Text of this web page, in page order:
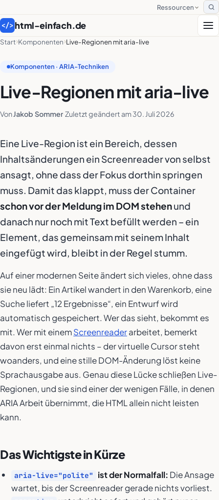
Ressourcen
</> html-einfach.de
Start Komponenten Live-Regionen mit aria-live
Komponenten · ARIA-Techniken
Live-Regionen mit aria-live
VonJakob Sommer Zuletzt geändert am 30. Juli 2026
Eine Live-Region ist ein Bereich, dessen
Inhaltsänderungen ein Screenreader von selbst
ansagt, ohne dass der Fokus dorthin springen
muss. Damit das klappt, muss der Container
schon vor der Meldung im DOM stehenund
danach nur noch mit Text befüllt werden – ein
Element, das gemeinsam mit seinem Inhalt
eingefügt wird, bleibt in der Regel stumm.
Auf einer modernen Seite ändert sich vieles, ohne dass
sie neu lädt: Ein Artikel wandert in den Warenkorb, eine
Suche liefert „12 Ergebnisse“, ein Entwurf wird
automatisch gespeichert. Wer das sieht, bekommt es
mit. Wer mit einemScreenreaderarbeitet, bemerkt
davon erst einmal nichts – der virtuelle Cursor steht
woanders, und eine stille DOM-Änderung löst keine
Sprachausgabe aus. Genau diese Lücke schließen Live-
Regionen, und sie sind einer der wenigen Fälle, in denen
ARIA Arbeit übernimmt, die HTML allein nicht leisten
kann.
Das Wichtigste in Kürze
aria-live="polite" ist der Normalfall: Die Ansage
wartet, bis der Screenreader gerade nichts vorliest.